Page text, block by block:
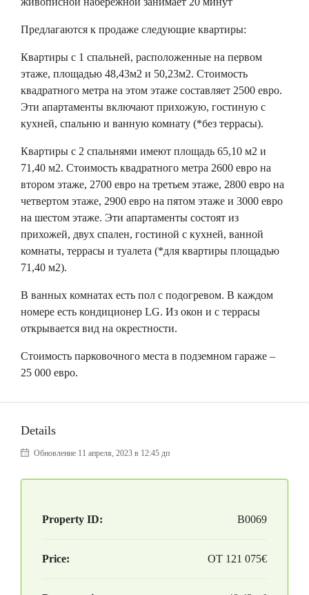
Предлагаются к продаже следующие квартиры:
Квартиры с 1 спальней, расположенные на первом
этаже, площадью 48,43м2 и 50,23м2. Стоимость
квадратного метра на этом этаже составляет 2500 евро.
Эти апартаменты включают прихожую, гостиную с
кухней, спальню и ванную комнату (*без террасы).
Квартиры с 2 спальнями имеют площадь 65,10 м2 и
71,40 м2. Стоимость квадратного метра 2600 евро на
втором этаже, 2700 евро на третьем этаже, 2800 евро на
четвертом этаже, 2900 евро на пятом этаже и 3000 евро
на шестом этаже. Эти апартаменты состоят из
прихожей, двух спален, гостиной с кухней, ванной
комнаты, террасы и туалета (*для квартиры площадью
71,40 м2).
В ванных комнатах есть пол с подогревом. В каждом
номере есть кондиционер LG. Из окон и с террасы
открывается вид на окрестности.
Стоимость парковочного места в подземном гараже –
25 000 евро.
Details
Обновление 11 апреля, 2023 в 12:45 дп
Property ID: B0069
Price: ОТ 121 075€